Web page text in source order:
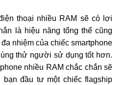
thoại nhiều RAM sẽ có lợi
là hiệu năng tổng thể cũng
nhiệm của chiếc smartphone
thử người sử dụng tốt hơn.
nhiều RAM chắc chắn sẽ
đầu tư một chiếc flagship